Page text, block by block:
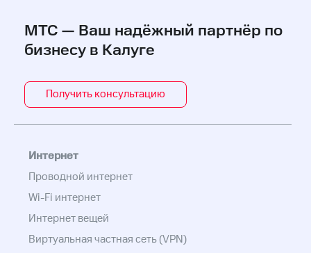
МТС — Ваш надёжный партнёр по
бизнесу в Калуге
Получить консультацию
Интернет
Проводной интернет
Wi-Fi интернет
Интернет вещей
Виртуальная частная сеть (VPN)